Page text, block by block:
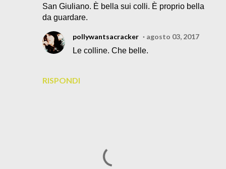
San Giuliano. È bella sui colli. È proprio bella
da guardare.
RISPONDI
pollywantsacracker
agosto 03, 2017
Le colline. Che belle.